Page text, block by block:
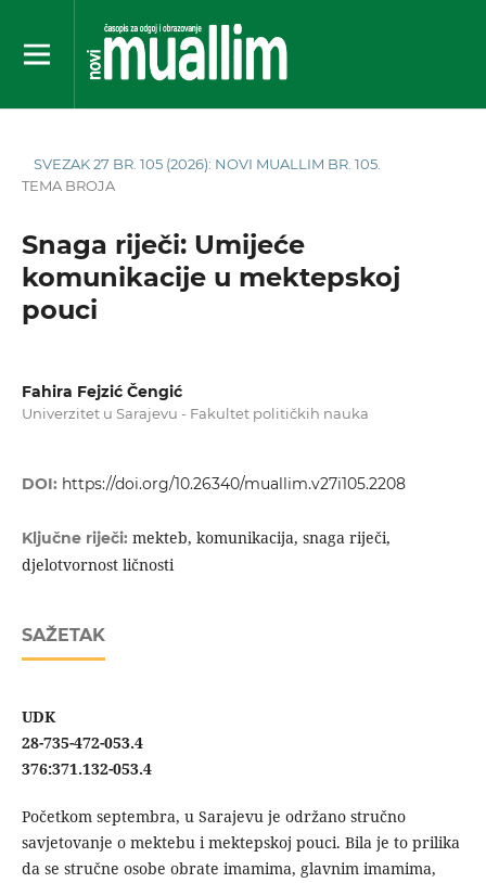
SVEZAK 27 BR. 105 (2026): NOVI MUALLIM BR. 105.
TEMA BROJA
Snaga riječi: Umijeće
komunikacije u mektepskoj
pouci
Fahira Fejzić Čengić
Univerzitet u Sarajevu - Fakultet političkih nauka
DOI: https://doi.org/10.26340/muallim.v27i105.2208
Ključne riječi: mekteb, komunikacija, snaga riječi,
djelotvornost ličnosti
SAŽETAK
UDK
28-735-472-053.4
376:371.132-053.4
Početkom septembra, u Sarajevu je održano stručno
savjetovanje o mektebu i mektepskoj pouci. Bila je to prilika
da se stručne osobe obrate imamima, glavnim imamima,